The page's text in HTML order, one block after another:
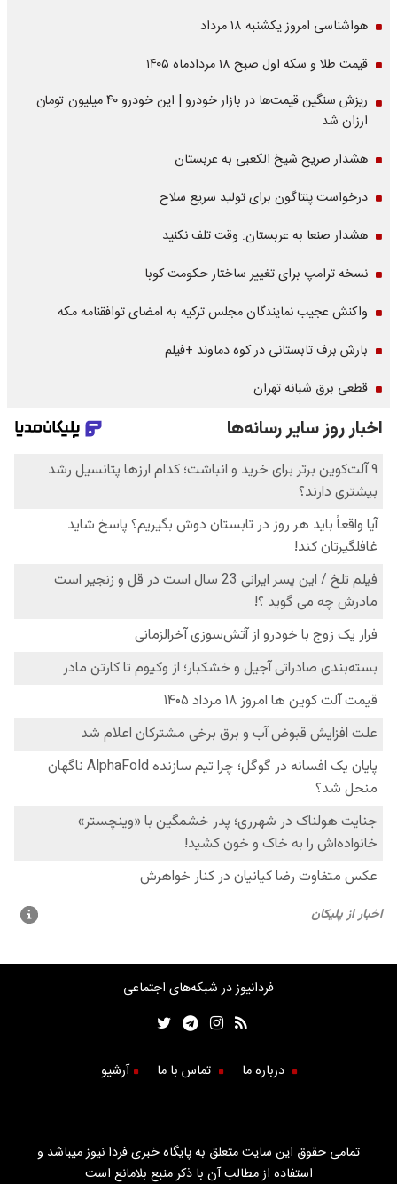
هواشناسی امروز یکشنبه ۱۸ مرداد
قیمت طلا و سکه اول صبح ۱۸ مردادماه ۱۴۰۵
ریزش سنگین قیمت‌ها در بازار خودرو | این خودرو ۴۰ میلیون تومان
ارزان شد
هشدار صریح شیخ الکعبی به عربستان
درخواست پنتاگون برای تولید سریع سلاح
هشدار صنعا به عربستان: وقت تلف نکنید
نسخه ترامپ برای تغییر ساختار حکومت کوبا
واکنش عجیب نمایندگان مجلس ترکیه به امضای توافقنامه مکه
بارش برف تابستانی در کوه دماوند +فیلم
قطعی برق شبانه تهران
فردانیوز در شبکه‌های اجتماعی
درباره ما تماس با ما آرشیو
تمامی حقوق این سایت متعلق به پایگاه خبری فردا نیوز میباشد و
استفاده از مطالب آن با ذکر منبع بلامانع است